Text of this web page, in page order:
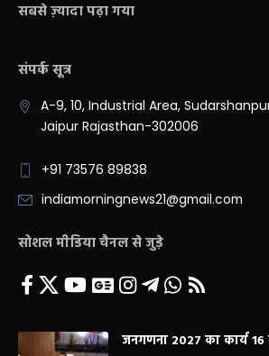
सबसे ज़्यादा पढ़ा गया
संपर्क सूत्र
A-9, 10, Industrial Area,
Jaipur Rajasthan-302006
+91 73576 89838
indiamorningnews21@gmail.com
सोशल मीडिया चैनल से जुड़े
जनगणना 2027 का कार्य